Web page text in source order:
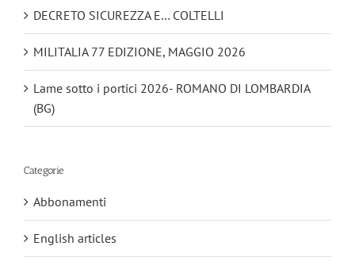
DECRETO SICUREZZA E… COLTELLI
MILITALIA 77 EDIZIONE, MAGGIO 2026
Lame sotto i portici 2026- ROMANO DI LOMBARDIA
(BG)
Categorie
Abbonamenti
English articles